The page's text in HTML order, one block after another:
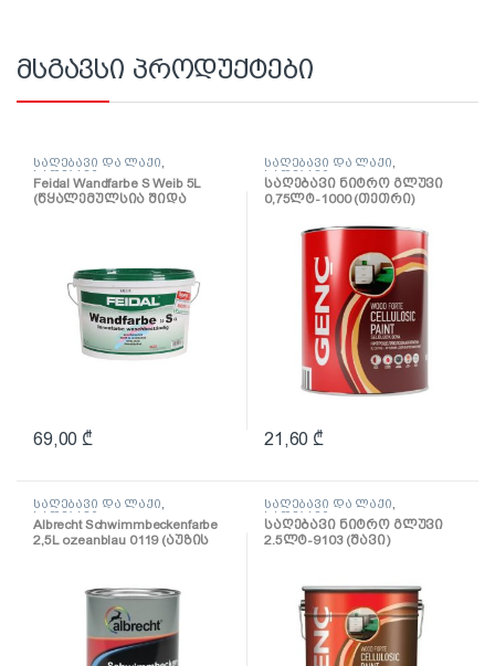
მსგავსი პროდუქტები
საღებავი და ლაქი,
საღებავი
Feidal Wandfarbe S Weib 5L
(წყალემულსია შიდა
69,00 ₾
საღებავი და ლაქი,
საღებავი
საღებავი ნიტრო გლუვი
0,75ლტ-1000 (თეთრი)
21,60 ₾
საღებავი და ლაქი
საღებავი
Albrecht Schwimmbeckenfarbe
2,5L ozeanblau 0119 (აუზის
საღებავი და ლაქი
საღებავი
საღებავი ნიტრო გლუვი
2.5ლტ-9103 (შავი)